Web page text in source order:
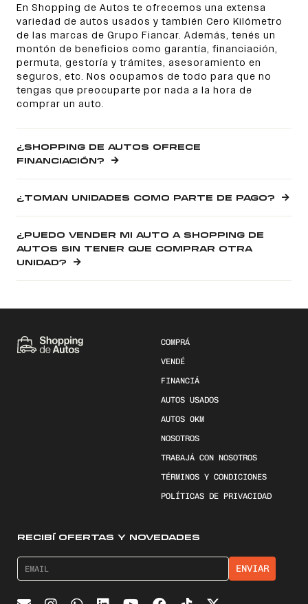
En Shopping de Autos te ofrecemos una extensa
variedad de autos usados y también Cero Kilómetro
de las marcas de Grupo Fiancar. Además, tenés un
montón de beneficios como garantía, financiación,
permuta, gestoría y trámites, asesoramiento en
seguros, etc. Nos ocupamos de todo para que no
tengas que preocuparte por nada a la hora de
comprar un auto.
¿SHOPPING DE AUTOS OFRECE
FINANCIACIÓN?
¿TOMAN UNIDADES COMO PARTE DE PAGO?
¿PUEDO VENDER MI AUTO A SHOPPING DE
AUTOS SIN TENER QUE COMPRAR OTRA
UNIDAD?
COMPRÁ
VENDÉ
FINANCIÁ
AUTOS USADOS
AUTOS 0KM
NOSOTROS
TRABAJÁ CON NOSOTROS
TÉRMINOS Y CONDICIONES
POLÍTICAS DE PRIVACIDAD
RECIBÍ OFERTAS Y NOVEDADES